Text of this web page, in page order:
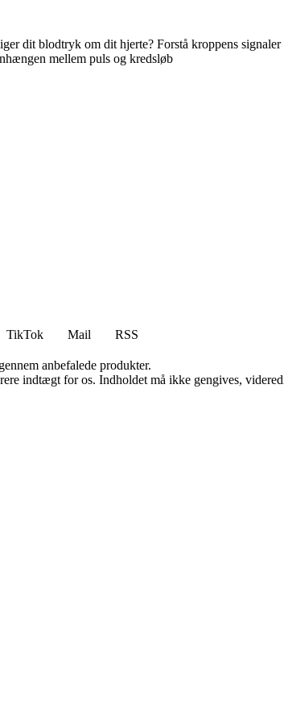
dit blodtryk om dit hjerte? Forstå kroppens signaler
mellem puls og kredsløb
TikTok Mail
RSS
anbefalede produkter.
indtægt for os. Indholdet må ikke gengives,